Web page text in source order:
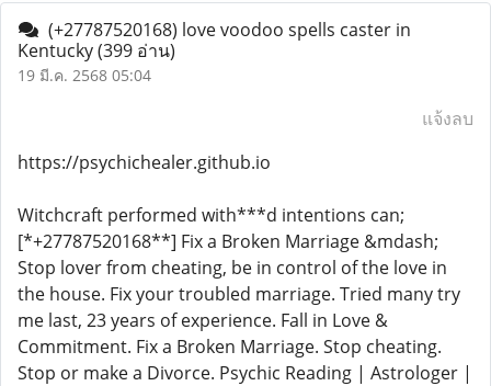
(+27787520168) love voodoo spells caster in
Kentucky(399 อ่าน)
19 มี.ค. 2568 05:04
แจ้งลบ
https://psychichealer.github.io
Witchcraft performed with***d intentions can;
[*+27787520168**] Fix a Broken Marriage &mdash;
Stop lover from cheating, be in control of the love in
the house. Fix your troubled marriage. Tried many try
me last, 23 years of experience. Fall in Love &
Commitment. Fix a Broken Marriage. Stop cheating.
Stop or make a Divorce. Psychic Reading | Astrologer |